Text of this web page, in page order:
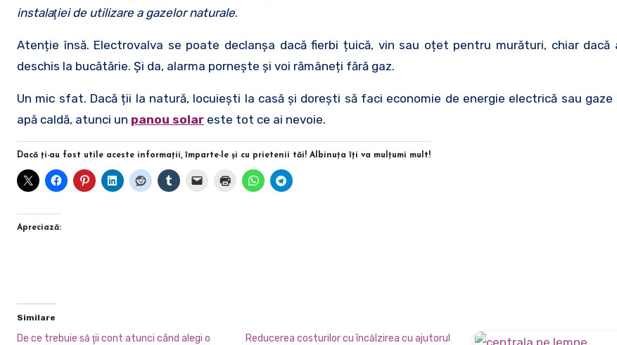
instalaţiei de utilizare a gazelor naturale.
Atenție însă. Electrovalva se poate declanșa dacă fierbi țuică, vin sau oțet pentru murături, chiar dacă
deschis la bucătărie. Și da, alarma pornește și voi rămâneți fără gaz.
Un mic sfat. Dacă ții la natură, locuiești la casă și dorești să faci economie de energie electrică sau
apă caldă, atunci un panou solar este tot ce ai nevoie.
Dacă ţi-au fost utile aceste informaţii, împarte-le şi cu prietenii tăi! Albinuţa îţi va mulţumi mult!
Apreciază:
Similare
De ce trebuie să ţii cont atunci când alegi o
Reducerea costurilor cu încălzirea cu ajutorul